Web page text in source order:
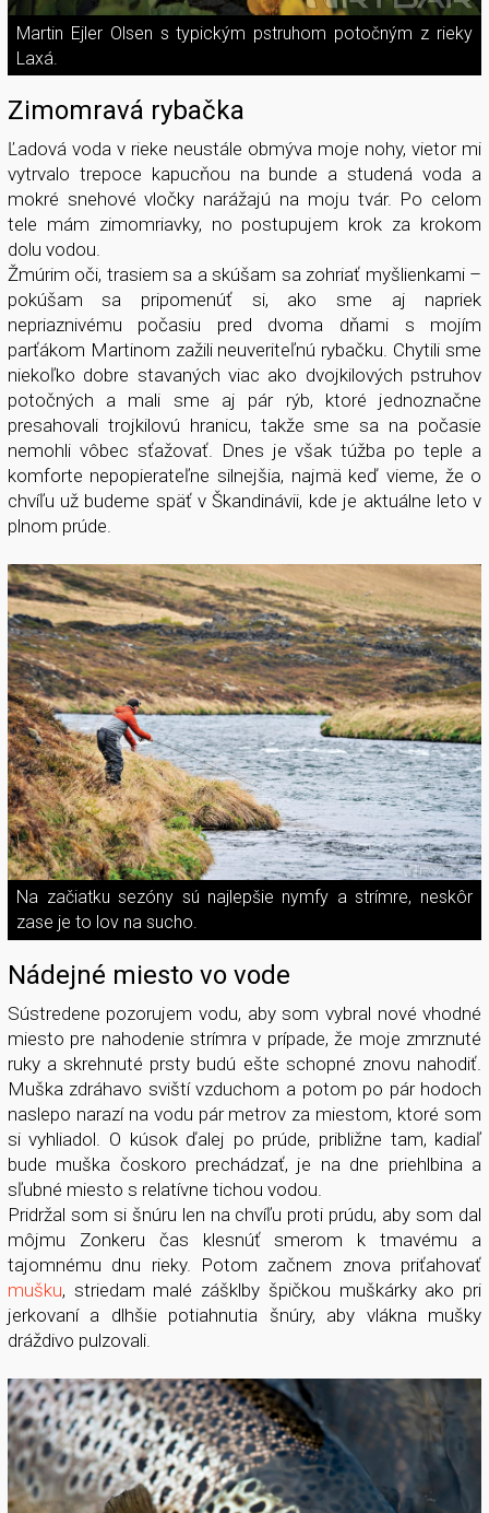
Martin Ejler Olsen s typickým pstruhom potočným z rieky
Laxá.
Zimomravá rybačka
Ľadová voda v rieke neustále obmýva moje nohy, vietor mi
vytrvalo trepoce kapucňou na bunde a studená voda a
mokré snehové vločky narážajú na moju tvár. Po celom
tele mám zimomriavky, no postupujem krok za krokom
dolu vodou.
Žmúrim oči, trasiem sa a skúšam sa zohriať myšlienkami –
pokúšam sa pripomenúť si, ako sme aj napriek
nepriaznivému počasiu pred dvoma dňami s mojím
parťákom Martinom zažili neuveriteľnú rybačku. Chytili sme
niekoľko dobre stavaných viac ako dvojkilových pstruhov
potočných a mali sme aj pár rýb, ktoré jednoznačne
presahovali trojkilovú hranicu, takže sme sa na počasie
nemohli vôbec sťažovať. Dnes je však túžba po teple a
komforte nepopierateľne silnejšia, najmä keď vieme, že o
chvíľu už budeme späť v Škandinávii, kde je aktuálne leto v
plnom prúde.
Na začiatku sezóny sú najlepšie nymfy a strímre, neskôr
zase je to lov na sucho.
Nádejné miesto vo vode
Sústredene pozorujem vodu, aby som vybral nové vhodné
miesto pre nahodenie strímra v prípade, že moje zmrznuté
ruky a skrehnuté prsty budú ešte schopné znovu nahodiť.
Muška zdráhavo sviští vzduchom a potom po pár hodoch
naslepo narazí na vodu pár metrov za miestom, ktoré som
si vyhliadol. O kúsok ďalej po prúde, približne tam, kadiaľ
bude muška čoskoro prechádzať, je na dne priehlbina a
sľubné miesto s relatívne tichou vodou.
Pridržal som si šnúru len na chvíľu proti prúdu, aby som dal
môjmu Zonkeru čas klesnúť smerom k tmavému a
tajomnému dnu rieky. Potom začnem znova priťahovať
mušku, striedam malé zášklby špičkou muškárky ako pri
jerkovaní a dlhšie potiahnutia šnúry, aby vlákna mušky
dráždivo pulzovali.